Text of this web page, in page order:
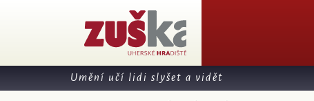
Umění učí lidi slyšet a vidět